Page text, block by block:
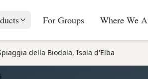
For Groups Where We
della Biodola, Isola d'Elba